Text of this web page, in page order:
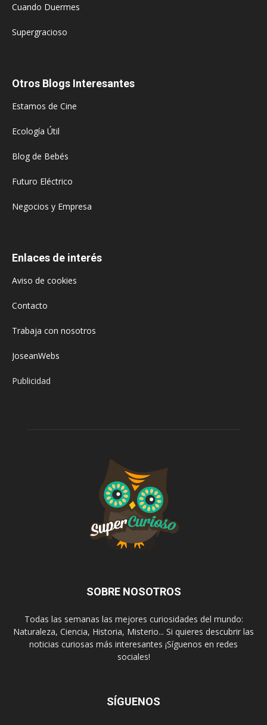
Cuando Duermes
Supergracioso
Otros Blogs Interesantes
Estamos de Cine
Ecología Útil
Blog de Bebés
Futuro Eléctrico
Negocios y Empresa
Enlaces de interés
Aviso de cookies
Contacto
Trabaja con nosotros
JoseanWebs
Publicidad
SOBRE NOSOTROS
Todas las semanas las mejores curiosidades del mundo:
Naturaleza, Ciencia, Historia, Misterio... Si quieres descubrir las
noticias curiosas más interesantes ¡Síguenos en redes
sociales!
SÍGUENOS